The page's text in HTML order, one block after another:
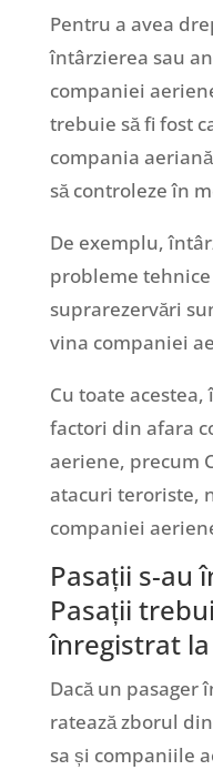
Pentru a avea
întârzierea sau
companiei
trebuie să fi fost
compania
să controleze în
De exemplu,
probleme
suprarezervări
vina companiei
Cu toate
factori din afara
aeriene, precum
atacuri teroriste,
companiei
Pasații s-au
Pasații
înregistrat
Dacă un pasager
ratează zborul
sa și companiile